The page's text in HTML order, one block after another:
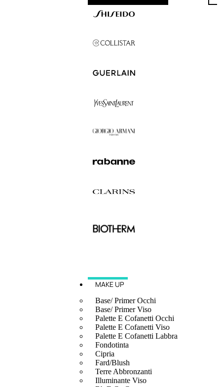
MAKE UP
Base/ Primer Occhi
Base/ Primer Viso
Palette E Cofanetti Occhi
Palette E Cofanetti Viso
Palette E Cofanetti Labbra
Fondotinta
Cipria
Fard/Blush
Terre Abbronzanti
Illuminante Viso